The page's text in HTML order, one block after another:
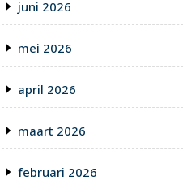
juni 2026
mei 2026
april 2026
maart 2026
februari 2026